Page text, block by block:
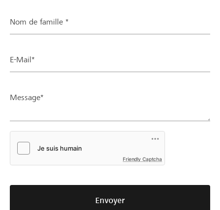
Nom de famille *
E-Mail*
Message*
Friendly Captcha
Envoyer